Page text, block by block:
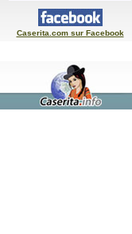
Caserita.com sur Facebook